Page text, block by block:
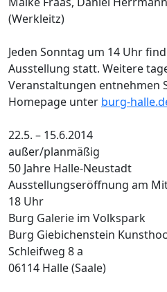
(Werkleitz)
Jeden Sonntag um 14 Uhr
Ausstellung statt. Weitere
Veranstaltungen entnehmen
Homepage unter burg-
22.5. – 15.6.2014
außer/planmäßig
50 Jahre Halle-Neustadt
Ausstellungseröffnung am
18 Uhr
Burg Galerie im Volkspark
Burg Giebichenstein
Schleifweg 8 a
06114 Halle (Saale)